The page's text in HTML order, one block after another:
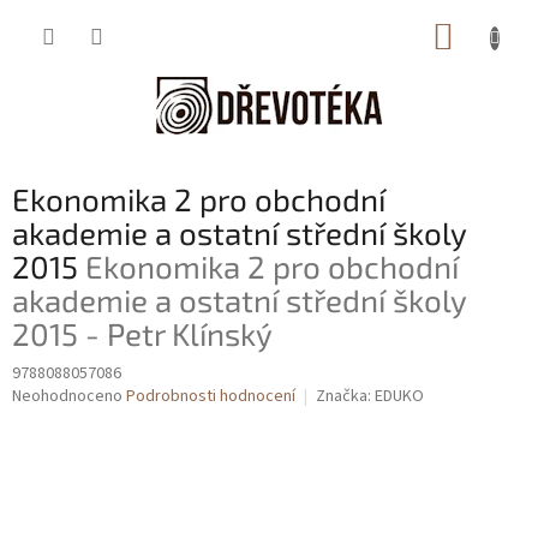
Ekonomika 2 pro obchodní
akademie a ostatní střední školy
2015 Ekonomika 2 pro obchodní
akademie a ostatní střední školy
2015 - Petr Klínský
9788088057086
Průměrné
Neohodnoceno Podrobnosti hodnocení Značka: EDUKO